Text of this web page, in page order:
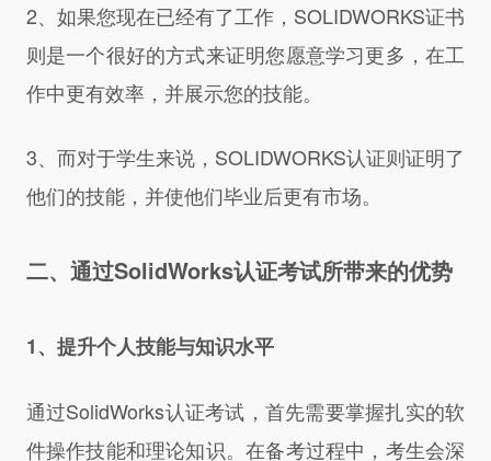
2、如果您现在已经有了工作，SOLIDWORKS证书
则是一个很好的方式来证明您愿意学习更多，在工
作中更有效率，并展示您的技能。
3、而对于学生来说，SOLIDWORKS认证则证明了
他们的技能，并使他们毕业后更有市场。
二、通过SolidWorks认证考试所带来的优势
1、提升个人技能与知识水平
通过SolidWorks认证考试，首先需要掌握扎实的软
件操作技能和理论知识。在备考过程中，考生会深